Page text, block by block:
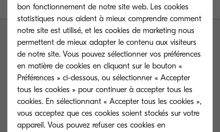
Contactez-nous
Confidentialité & Cookies
bon fonctionnement de notre site web. Les cookies
statistiques nous aident à mieux comprendre comment
notre site est utilisé, et les cookies de marketing nous
permettent de mieux adapter le contenu aux visiteurs
de notre site. Vous pouvez sélectionner vos préférences
en matière de cookies en cliquant sur le bouton «
Préférences » ci-dessous, ou sélectionner « Accepter
tous les cookies » pour continuer à accepter tous les
cookies. En sélectionnant « Accepter tous les cookies »,
vous acceptez que ces cookies soient stockés sur votre
appareil. Vous pouvez refuser ces cookies en